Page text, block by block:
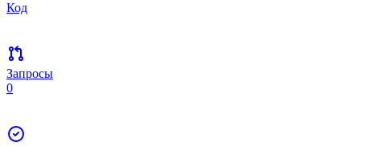
Код
Запросы
0